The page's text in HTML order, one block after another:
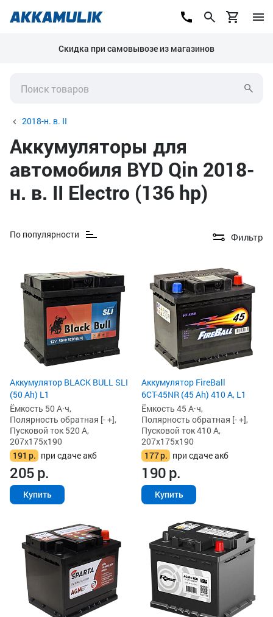
Скидка при самовывозе из магазинов
2018-н. в. II
Аккумуляторы для
автомобиля BYD Qin 2018-
н. в. II Electro (136 hp)
По популярности Фильтр
Аккумулятор BLACK BULL SLI
(50 Ah) L1
Ёмкость 50 А·ч,
Полярность обратная [- +],
Пусковой ток 520 А,
207x175x190
191 р. при сдаче акб
205р.
Купить
Аккумулятор FireBall
6СТ-45NR (45 Ah) 410 А, L1
Ёмкость 45 А·ч,
Полярность обратная [- +],
Пусковой ток 410 А,
207x175x190
177р. при сдаче акб
190р.
Купить